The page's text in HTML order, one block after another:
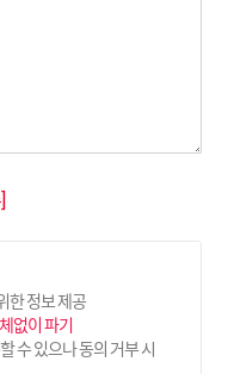
한 정보 제공
없이 파기
수 있으나 동의 거부 시